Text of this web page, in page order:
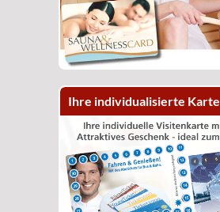
Ihre individualisierte Karte